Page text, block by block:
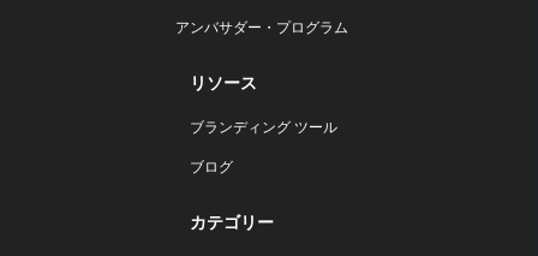
アンバサダー・プログラム
リソース
ブランディング ツール
ブログ
カテゴリー